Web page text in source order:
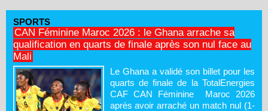
SPORTS
CAN Féminine Maroc 2026 : le Ghana arrache sa
qualification en quarts de finale après son nul face au
Mali
Le Ghana a validé son billet pour les
quarts de finale de la TotalEnergies
CAF CAN Féminine Maroc 2026
après avoir arraché un match nul (1-